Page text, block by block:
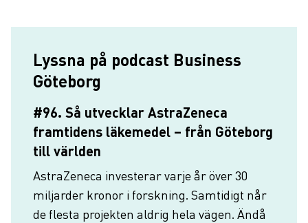
Lyssna på podcast Business
Göteborg
#96. Så utvecklar AstraZeneca
framtidens läkemedel – från Göteborg
till världen
AstraZeneca investerar varje år över 30
miljarder kronor i forskning. Samtidigt når
de flesta projekten aldrig hela vägen. Ändå